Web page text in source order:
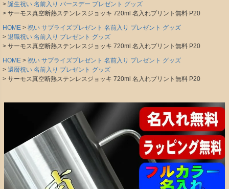
誕生祝い 名前入り バースデー プレゼント グッズ
サーモス真空断熱ステンレスジョッキ 720ml 名入れプリント無料 P20
HOME
祝い サプライズプレゼント 名前入り プレゼント グッズ
退職祝い 名前入り プレゼント グッズ
サーモス真空断熱ステンレスジョッキ 720ml 名入れプリント無料 P20
HOME
祝い サプライズプレゼント 名前入り プレゼント グッズ
還暦祝い 名前入り プレゼント グッズ
サーモス真空断熱ステンレスジョッキ 720ml 名入れプリント無料 P20